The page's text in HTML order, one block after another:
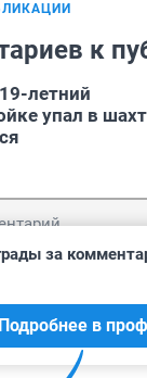
к
летний
упал в
за
Подробнее в